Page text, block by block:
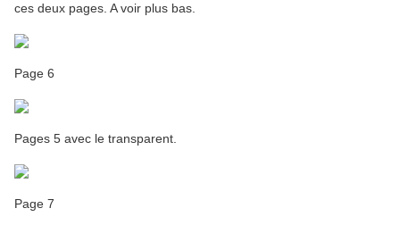
ces deux pages. A voir plus bas.
Page 6
Pages 5 avec le transparent.
Page 7